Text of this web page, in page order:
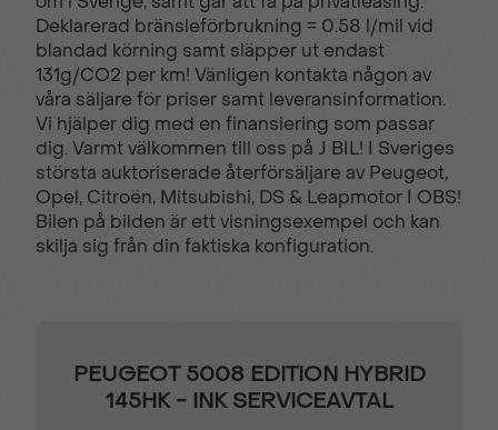
med 8 färgval
Automatisk
klimatanläggning
Defroster sidospeglar
Elektrisk
parkeringsbroms
Elinfällbara sidospeglar
Filhållingsassistans GT-dekordetaljer
Deklarerad bränsleförbrukning = 0.58 l/mil vid
blandad körning samt släpper ut endast
131g/CO2 per km! Vänligen kontakta någon av
våra säljare för priser samt leveransinformation.
Vi hjälper dig med en finansiering som passar
dig. Varmt välkommen till oss på J BIL! I Sveriges
största auktoriserade återförsäljare av Peugeot,
Opel, Citroën, Mitsubishi, DS & Leapmotor I OBS!
Bilen på bilden är ett visningsexempel och kan
skilja sig från din faktiska konfiguration.
PEUGEOT 5008 EDITION HYBRID
145HK - INK SERVICEAVTAL